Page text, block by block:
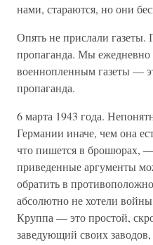
нами, стараются, но они
Опять не прислали
пропаганда. Мы ежедневно
военнопленным газеты —
пропаганда.
6 марта 1943 года.
Германии иначе, чем она
что пишется в брошюрах,
приведенные аргументы
обратить в
абсолютно не хотели
Круппа — это простой,
заведующий своих